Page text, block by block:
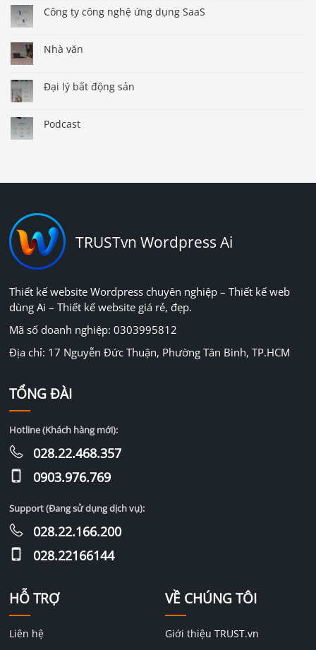
Công ty công nghệ ứng dụng SaaS
Nhà văn
Đại lý bất động sản
Podcast
TRUSTvn Wordpress Ai
Thiết kế website Wordpress chuyên nghiệp – Thiết kế web
dùng Ai – Thiết kế website giá rẻ, đẹp.
Mã số doanh nghiệp: 0303995812
Địa chỉ: 17 Nguyễn Đức Thuận, Phường Tân Bình, TP.HCM
HỖ TRỢ
Liên hệ
VỀ CHÚNG TÔI
Giới thiệu TRUST.vn
TỔNG ĐÀI
Hotline (Khách hàng mới):
028.22.468.357
0903.976.769
Support (Đang sử dụng dịch vụ):
028.22.166.200
028.22166144